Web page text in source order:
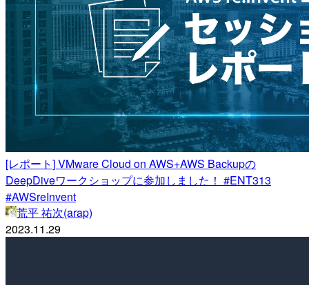
[レポート] VMware Cloud on AWS+AWS Backupの
DeepDiveワークショップに参加しました！ #ENT313
#AWSreInvent
荒平 祐次(arap)
2023.11.29